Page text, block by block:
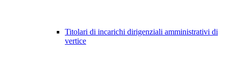
Titolari di incarichi dirigenziali amministrativi di
vertice